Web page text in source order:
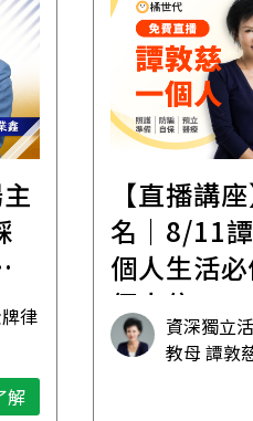
活
解
打造安心
修前必懂
居住規劃
林黛羚